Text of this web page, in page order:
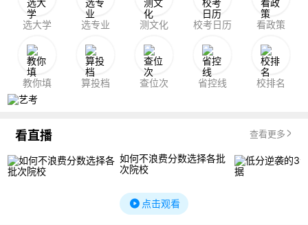
选大学 选专业 测文化 校考日历 看政策
教你填 算投档 查位次 省控线 校排名
看直播 查看更多
如何不浪费分数选择各批
次院校
点击观看